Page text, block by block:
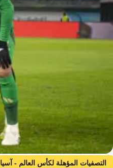
التصفيات المؤهلة لكأس العالم - آسيا